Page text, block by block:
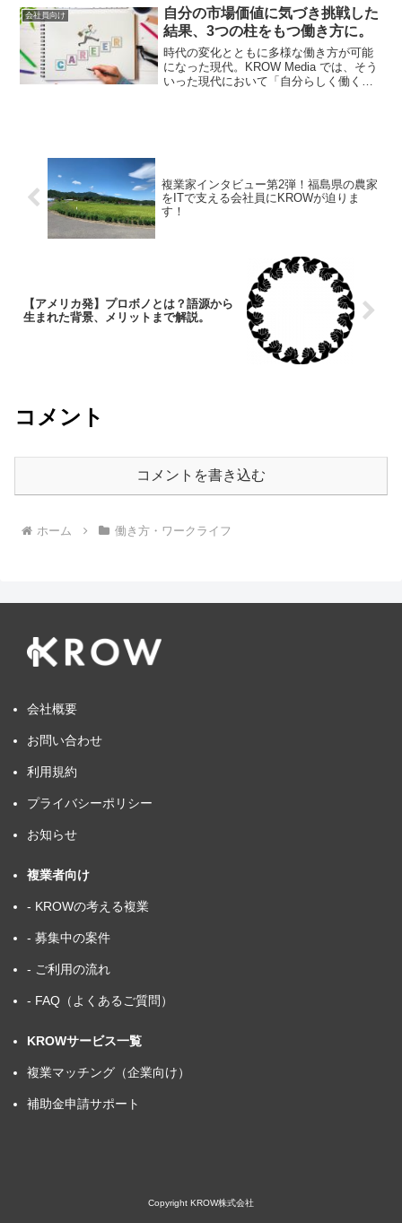
ーランスと会社員とでは異なります。そ
こでこちらでは、フリーラ...
会社員向け
自分の市場価値に気づき挑戦した
結果、3つの柱をもつ働き方に。
時代の変化とともに多様な働き方が可能
になった現代。KROW Media では、そう
いった現代において「自分らしく働く」
複業家インタビュー第2弾！福島県の農家
をITで支える会社員にKROWが迫りま
す！
【アメリカ発】プロボノとは？語源から
生まれた背景、メリットまで解説。
コメント
コメントを書き込む
ホーム 働き方・ワークライフ
会社概要
お問い合わせ
利用規約
プライバシーポリシー
お知らせ
複業者向け
- KROWの考える複業
- 募集中の案件
- ご利用の流れ
- FAQ（よくあるご質問）
KROWサービス一覧
複業マッチング（企業向け）
補助金申請サポート
Copyright KROW株式会社